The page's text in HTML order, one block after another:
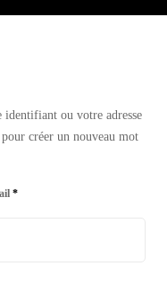
identifiant ou votre adresse
créer un nouveau mot
*